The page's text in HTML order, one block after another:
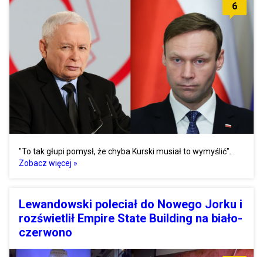
6
"To tak głupi pomysł, że chyba Kurski musiał to wymyślić".
Zobacz więcej »
Lewandowski poleciał do Nowego Jorku i
rozświetlił Empire State Building na biało-
czerwono